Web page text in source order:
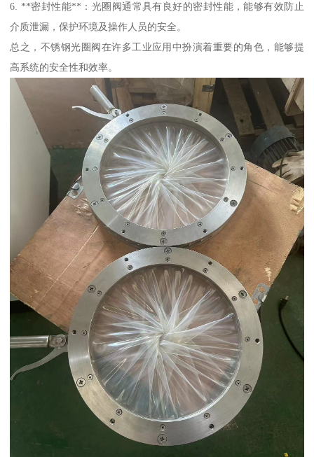
6. **密封性能**：光圈阀通常具有良好的密封性能，能够有效防止
介质泄漏，保护环境及操作人员的安全。
总之，不锈钢光圈阀在许多工业应用中扮演着重要的角色，能够提
高系统的安全性和效率。